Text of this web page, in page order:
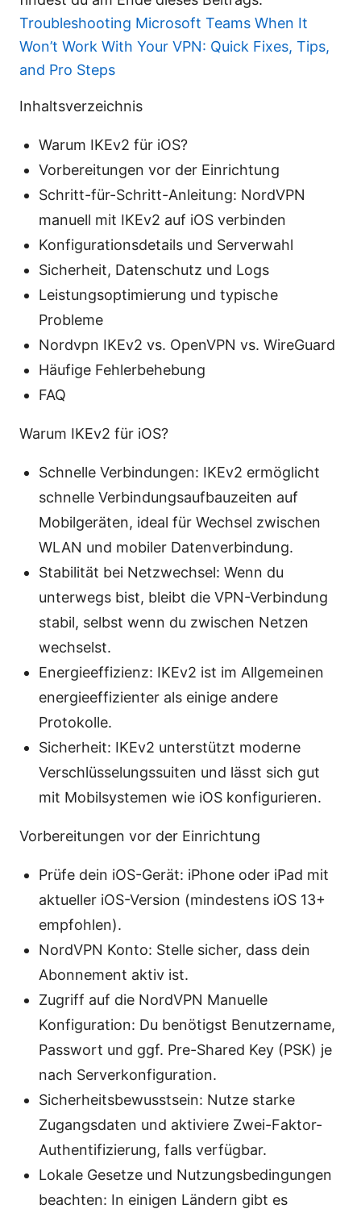
Troubleshooting Microsoft Teams When It
Won’t Work With Your VPN: Quick Fixes, Tips,
and Pro Steps
Inhaltsverzeichnis
Warum IKEv2 für iOS?
Vorbereitungen vor der Einrichtung
Schritt-für-Schritt-Anleitung: NordVPN
manuell mit IKEv2 auf iOS verbinden
Konfigurationsdetails und Serverwahl
Sicherheit, Datenschutz und Logs
Leistungsoptimierung und typische
Probleme
Nordvpn IKEv2 vs. OpenVPN vs. WireGuard
Häufige Fehlerbehebung
FAQ
Warum IKEv2 für iOS?
Schnelle Verbindungen: IKEv2 ermöglicht
schnelle Verbindungsaufbauzeiten auf
Mobilgeräten, ideal für Wechsel zwischen
WLAN und mobiler Datenverbindung.
Stabilität bei Netzwechsel: Wenn du
unterwegs bist, bleibt die VPN-Verbindung
stabil, selbst wenn du zwischen Netzen
wechselst.
Energieeffizienz: IKEv2 ist im Allgemeinen
energieeffizienter als einige andere
Protokolle.
Sicherheit: IKEv2 unterstützt moderne
Verschlüsselungssuiten und lässt sich gut
mit Mobilsystemen wie iOS konfigurieren.
Vorbereitungen vor der Einrichtung
Prüfe dein iOS-Gerät: iPhone oder iPad mit
aktueller iOS-Version (mindestens iOS 13+
empfohlen).
NordVPN Konto: Stelle sicher, dass dein
Abonnement aktiv ist.
Zugriff auf die NordVPN Manuelle
Konfiguration: Du benötigst Benutzername,
Passwort und ggf. Pre-Shared Key (PSK) je
nach Serverkonfiguration.
Sicherheitsbewusstsein: Nutze starke
Zugangsdaten und aktiviere Zwei-Faktor-
Authentifizierung, falls verfügbar.
Lokale Gesetze und Nutzungsbedingungen
beachten: In einigen Ländern gibt es